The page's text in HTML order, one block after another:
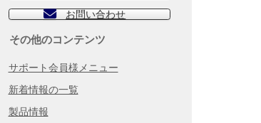
お問い合わせ
その他のコンテンツ
サポート会員様メニュー
新着情報の一覧
製品情報